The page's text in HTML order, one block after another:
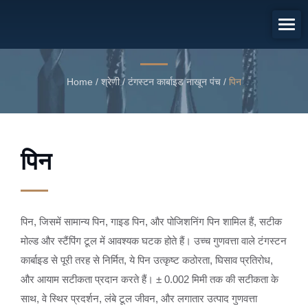
Home / श्रेणी / टंगस्टन कार्बाइड नाखून पंच / पिन
पिन
पिन, जिसमें सामान्य पिन, गाइड पिन, और पोजिशनिंग पिन शामिल हैं, सटीक
मोल्ड और स्टैंपिंग टूल में आवश्यक घटक होते हैं। उच्च गुणवत्ता वाले टंगस्टन
कार्बाइड से पूरी तरह से निर्मित, ये पिन उत्कृष्ट कठोरता, घिसाव प्रतिरोध,
और आयाम सटीकता प्रदान करते हैं। ± 0.002 मिमी तक की सटीकता के
साथ, वे स्थिर प्रदर्शन, लंबे टूल जीवन, और लगातार उत्पाद गुणवत्ता